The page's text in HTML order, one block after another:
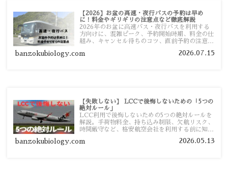
【2026】お盆の高速・夜行バスの予約は早め
に！料金やギリギリの注意点など徹底解説
2026年のお盆に高速バス・夜行バスを利用する
方向けに、混雑ピーク、予約開始時期、料金の仕
組み、キャンセル待ちのコツ、直前予約の注意点
banzokubiology.com 2026.07.15
【失敗しない】 LCCで後悔しないための「5つの
絶対ルール」
LCC利用で後悔しないための5つの絶対ルールを
解説。手荷物料金、持ち込み制限、欠航リスク、
時間厳守など、格安航空会社を利用する前に知っ
す。
banzokubiology.com 2026.05.13